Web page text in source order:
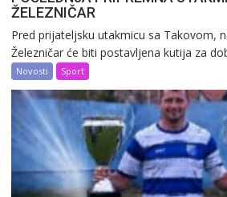
ŽELEZNIČAR
Pred prijateljsku utakmicu sa Takovom,
Železničar će biti postavljena kutija za
Novosti Sport